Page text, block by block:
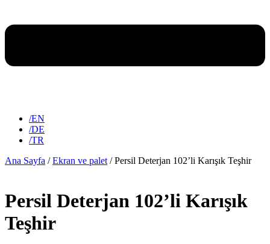
/EN
/DE
/TR
Ana Sayfa /Ekran ve palet / Persil Deterjan 102’li Karışık Teşhir
Persil Deterjan 102’li Karışık
Teşhir